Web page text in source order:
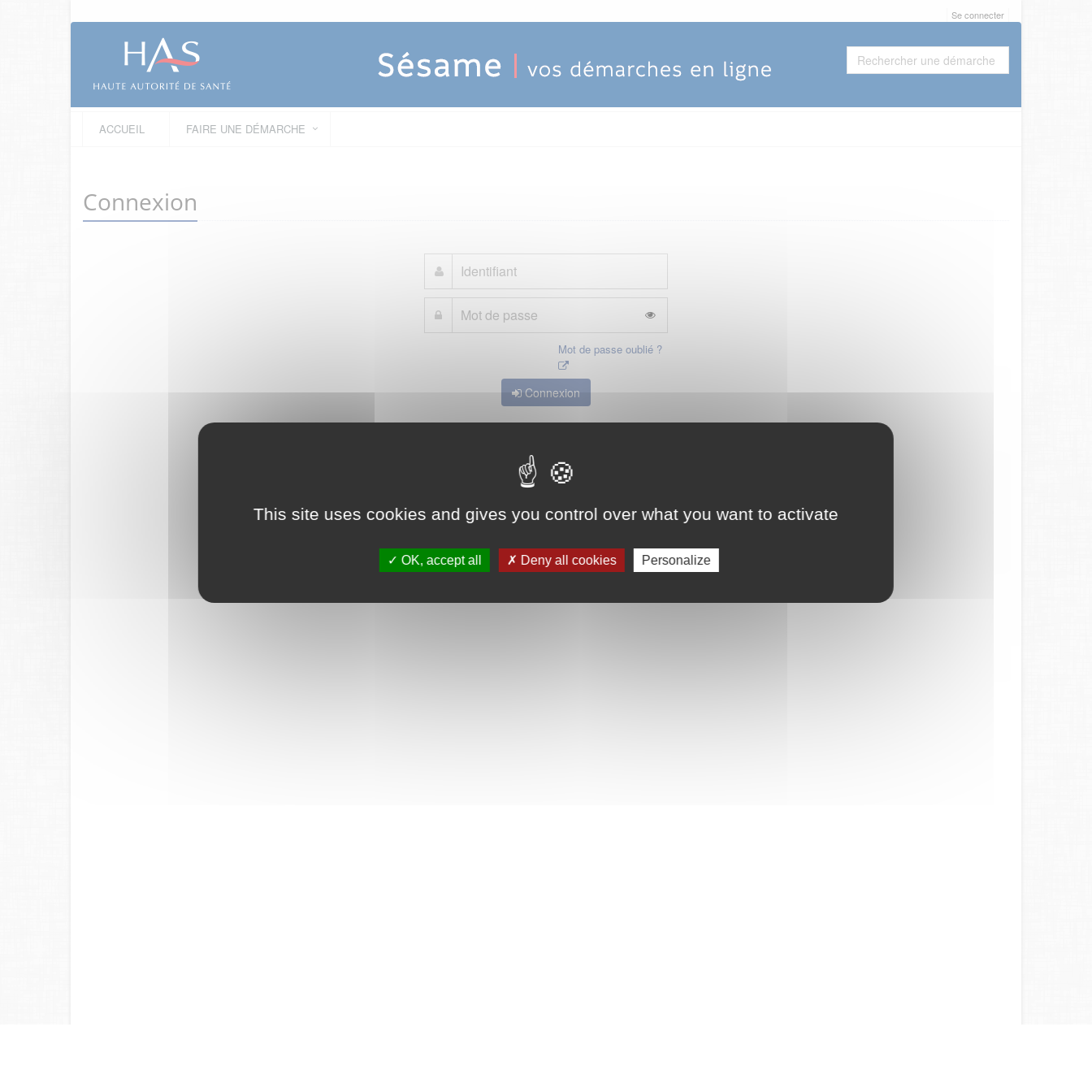
This site uses cookies and gives you control over what you want to activate
OK, accept all Deny all cookies Personalize
Se connecter
ACCUEIL FAIRE UNE DÉMARCHE
Connexion
Mot de passe oublié ?
Connexion